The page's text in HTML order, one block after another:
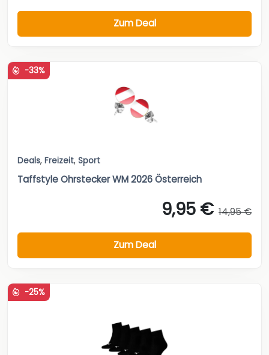
Zum Deal
-33%
Deals, Freizeit, Sport
Taffstyle Ohrstecker WM 2026 Österreich
9,95 € 14,95 €
Zum Deal
-25%